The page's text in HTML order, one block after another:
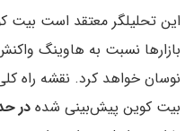
این تحلیلگر معتقد است بیت
بازارها نسبت به هاوینگ
نوسان خواهد کرد. نقشه راه
بیت کوین پیش‌بینی شده در حدود ۳۷٬۰۰۰